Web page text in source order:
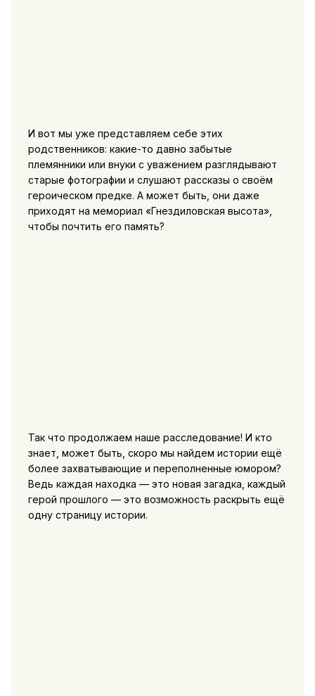
И вот мы уже представляем себе этих
родственников: какие-то давно забытые
племянники или внуки с уважением разглядывают
старые фотографии и слушают рассказы о своём
героическом предке. А может быть, они даже
приходят на мемориал «Гнездиловская высота»,
чтобы почтить его память?
Так что продолжаем наше расследование! И кто
знает, может быть, скоро мы найдем истории ещё
более захватывающие и переполненные юмором?
Ведь каждая находка — это новая загадка, каждый
герой прошлого — это возможность раскрыть ещё
одну страницу истории.